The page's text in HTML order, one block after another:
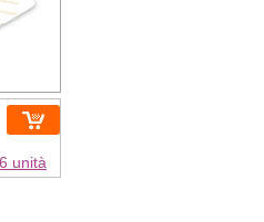
unità